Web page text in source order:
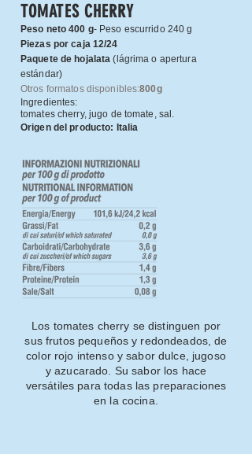
TOMATES CHERRY
Peso neto 400 g- Peso escurrido 240 g
Piezas por caja 12/24
Paquete de hojalata(lágrima o apertura
estándar)
Otros formatos disponibles:800g
Ingredientes:
tomates cherry, jugo de tomate, sal.
Origen del producto: Italia
Los tomates cherry se distinguen por
sus frutos pequeños y redondeados, de
color rojo intenso y sabor dulce, jugoso
y azucarado. Su sabor los hace
versátiles para todas las preparaciones
en la cocina.